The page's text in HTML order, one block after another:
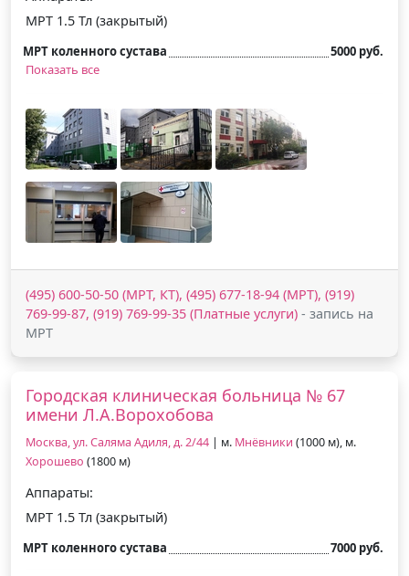
МРТ 1.5 Тл (закрытый)
МРТ коленного сустава
5000 руб.
Показать все
(495) 600-50-50 (МРТ, КТ), (495) 677-18-94 (МРТ), (919)
769-99-87, (919) 769-99-35 (Платные услуги) - запись на
МРТ
Городская клиническая больница № 67
имени Л.А.Ворохобова
Москва, ул. Саляма Адиля, д. 2/44 | м. Мнёвники (1000 м), м.
Хорошево (1800 м)
Аппараты:
МРТ 1.5 Тл (закрытый)
МРТ коленного сустава 7000 руб.